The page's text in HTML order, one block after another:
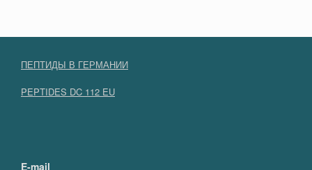
ПЕПТИДЫ В ГЕРМАНИИ
PEPTIDES DC 112 EU
E-mail